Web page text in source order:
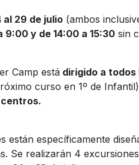
al 29 de julio(ambos
9:00 y de 14:00 a 15:30sin
Camp estádirigido a todos
curso en 1º de
centros.
están específicamente
Se realizarán 4